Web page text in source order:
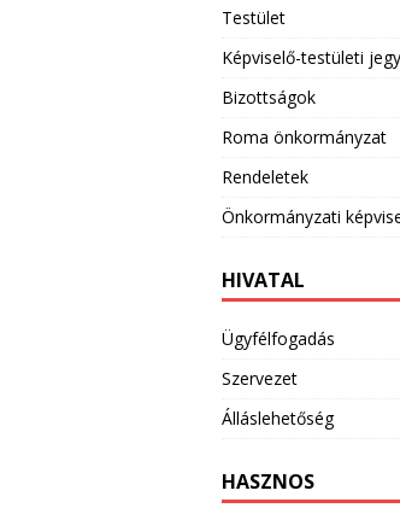
Testület
Képviselő-testületi
Bizottságok
Roma önkormányzat
Rendeletek
Önkormányzati
HIVATAL
Ügyfélfogadás
Szervezet
Álláslehetőség
HASZNOS